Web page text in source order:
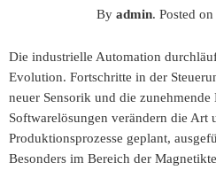
By admin. Posted on
Die industrielle Automation
Evolution. Fortschritte in der
neuer Sensorik und die
Softwarelösungen verändern die Art
Produktionsprozesse geplant,
Besonders im Bereich der